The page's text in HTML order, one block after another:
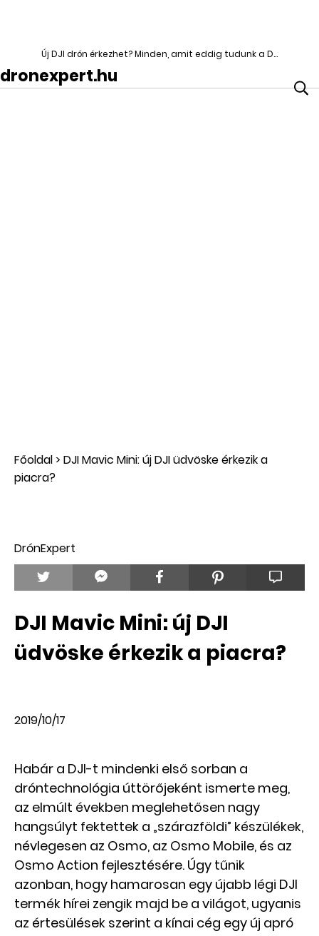
Új DJI drón érkezhet? Minden, amit eddig tudunk a DJI Mavic MINI-ről!
dronexpert.hu
Főoldal> DJI Mavic Mini: új DJI üdvöske érkezik a
piacra?
DrónExpert
DJI Mavic Mini: új DJI
üdvöske érkezik a piacra?
2019/10/17
Habár a DJI-t mindenki első sorban a
dróntechnológia úttörőjeként ismerte meg,
az elmúlt években meglehetősen nagy
hangsúlyt fektettek a „szárazföldi” készülékek,
névlegesen az Osmo, az Osmo Mobile, és az
Osmo Action fejlesztésére. Úgy tűnik
azonban, hogy hamarosan egy újabb légi DJI
termék hírei zengik majd be a világot, ugyanis
az értesülések szerint a kínai cég egy új apró